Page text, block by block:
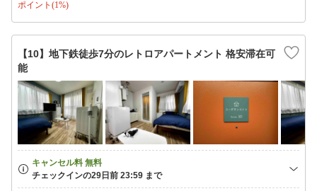
ポイント(1%)
【10】地下鉄徒歩7分のレトロアパートメント 格安滞在可
能